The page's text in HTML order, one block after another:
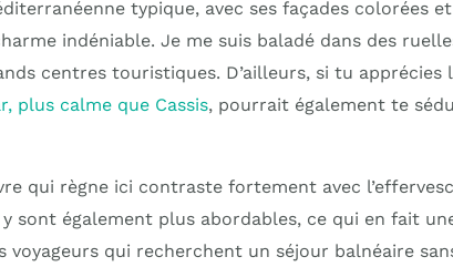
typique, avec ses façades colorées
indéniable. Je me suis baladé dans des
centres touristiques. D’ailleurs, si tu apprécies
plus calme que Cassis, pourrait également te
qui règne ici contraste fortement avec
y sont également plus abordables, ce qui en fait
voyageurs qui recherchent un séjour balnéaire